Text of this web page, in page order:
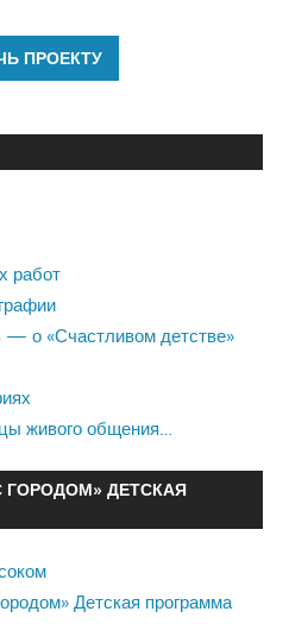
работ
— о «Счастливом детстве»
живого общения…
ГОРОДОМ» ДЕТСКАЯ
Детская программа